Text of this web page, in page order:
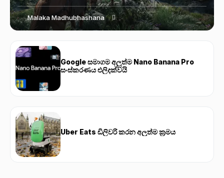
Malaka Madhubhashana
Google සමාගම අලුත්ම Nano Banana Pro
සංස්කරණය එලිදක්වයි
Uber Eats ඩිලිවරි කරන අලුත්ම ක්‍රමය